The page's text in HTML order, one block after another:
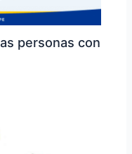
personas con